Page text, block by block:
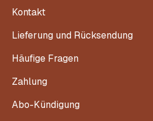
Kontakt
Lieferung und Rücksendung
Häufige Fragen
Zahlung
Abo-Kündigung